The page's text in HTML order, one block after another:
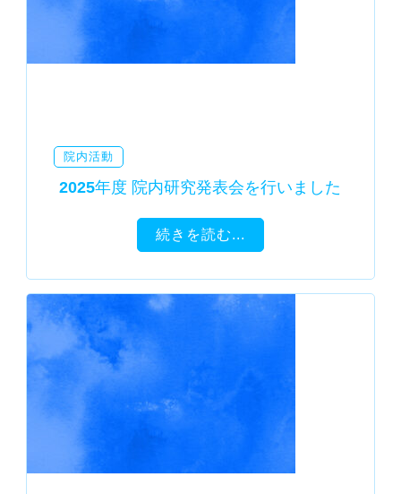
院内活動
2025年度 院内研究発表会を行いました
続きを読む...